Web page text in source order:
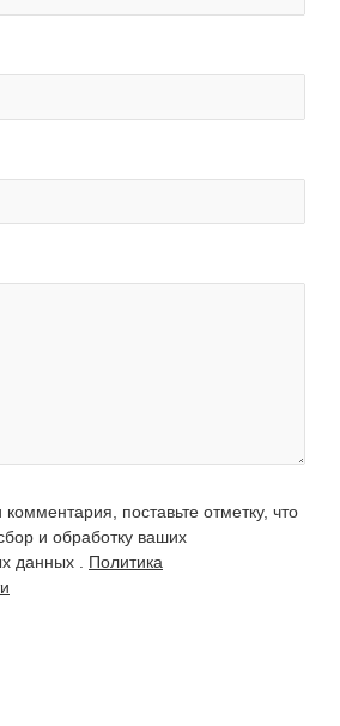
комментария, поставьте отметку, что
и обработку ваших
данных . Политика